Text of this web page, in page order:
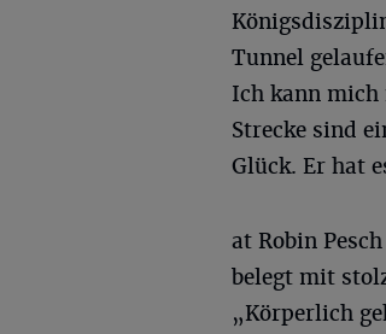
Tunnel
Ich kann mich
Strecke sind
Glück. Er hat
at Robin
belegt mit
„Körperlich